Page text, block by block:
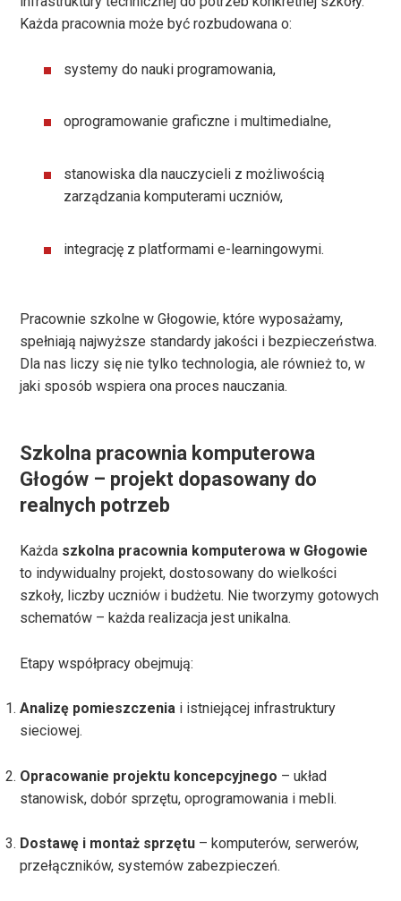
Każda pracownia może być rozbudowana o:
systemy do nauki programowania,
oprogramowanie graficzne i multimedialne,
stanowiska dla nauczycieli z możliwością
zarządzania komputerami uczniów,
integrację z platformami e-learningowymi.
Pracownie szkolne w Głogowie, które wyposażamy,
spełniają najwyższe standardy jakości i bezpieczeństwa.
Dla nas liczy się nie tylko technologia, ale również to, w
jaki sposób wspiera ona proces nauczania.
Szkolna pracownia komputerowa
Głogów – projekt dopasowany do
realnych potrzeb
Każda szkolna pracownia komputerowa w Głogowie
to indywidualny projekt, dostosowany do wielkości
szkoły, liczby uczniów i budżetu. Nie tworzymy gotowych
schematów – każda realizacja jest unikalna.
Etapy współpracy obejmują:
Analizę pomieszczenia i istniejącej infrastruktury
sieciowej.
Opracowanie projektu koncepcyjnego – układ
stanowisk, dobór sprzętu, oprogramowania i mebli.
Dostawę i montaż sprzętu – komputerów, serwerów,
przełączników, systemów zabezpieczeń.